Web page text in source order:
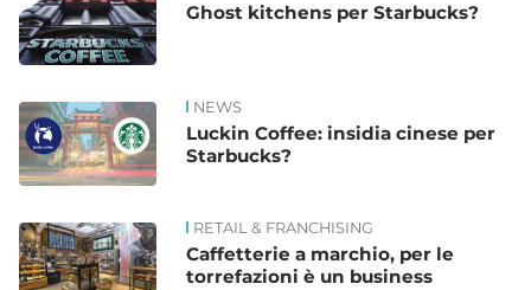
Ghost kitchens per Starbucks?
NEWS
Luckin Coffee: insidia cinese per
Starbucks?
RETAIL & FRANCHISING
Caffetterie a marchio, per le
torrefazioni è un business